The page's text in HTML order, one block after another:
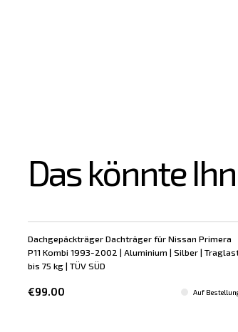
Das könnte
Dachgepäckträger Dachträger für Nissan Primera
P11 Kombi 1993-2002 | Aluminium | Silber |
bis 75 kg | TÜV SÜD
€99.00 Auf